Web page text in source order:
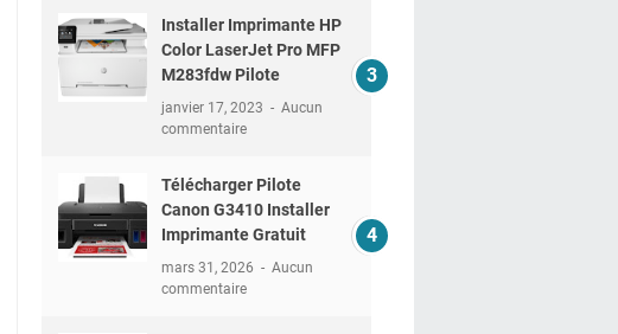
Installer Imprimante HP
Color LaserJet Pro MFP
M283fdw Pilote
janvier 17, 2023
Aucun
commentaire
Télécharger Pilote
Canon G3410 Installer
Imprimante Gratuit
mars 31, 2026
Aucun
commentaire